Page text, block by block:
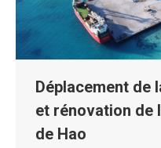
Déplacement de
et rénovation de
de Hao